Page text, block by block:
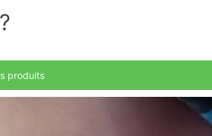
produits